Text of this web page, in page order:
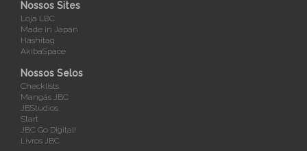
Nossos Sites
Loja LBC
Made in Japan
Hashitag
AkibaSpace
Nossos Selos
Checklists
Mangás JBC
JBStudios
Start
JBC Go Digital!
Livros JBC